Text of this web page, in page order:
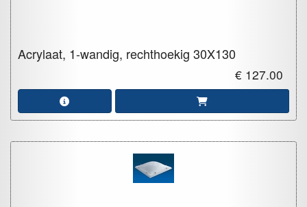
Acrylaat, 1-wandig, rechthoekig 30X130
€ 127.00